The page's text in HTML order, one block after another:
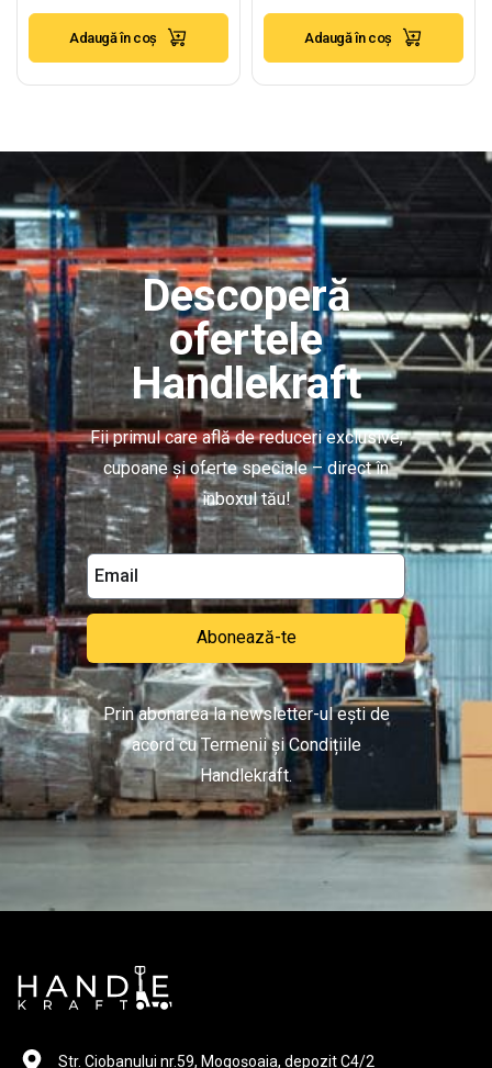
+ 4x400mm
Adaugă în coș
W:500mm, RAL 9016
Adaugă în coș
Descoperă
ofertele
Handlekraft
Fii primul care află de reduceri exclusive,
cupoane și oferte speciale – direct în
inboxul tău!
Abonează-te
Prin abonarea la newsletter-ul ești de
acord cu Termenii și Condițiile
Handlekraft.
Str. Ciobanului nr.59, Mogoșoaia, depozit C4/2